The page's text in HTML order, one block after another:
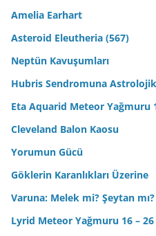
Amelia Earhart
Asteroid Eleutheria (567)
Neptün Kavuşumları
Hubris Sendromuna Astrolojik
Eta Aquarid Meteor Yağmuru
Cleveland Balon Kaosu
Yorumun Gücü
Göklerin Karanlıkları Üzerine
Varuna: Melek mi? Şeytan mı?
Lyrid Meteor Yağmuru 16 – 26